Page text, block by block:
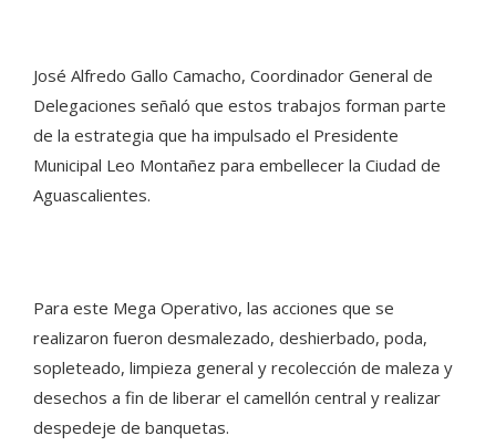
José Alfredo Gallo Camacho, Coordinador General de
Delegaciones señaló que estos trabajos forman parte
de la estrategia que ha impulsado el Presidente
Municipal Leo Montañez para embellecer la Ciudad de
Aguascalientes.
Para este Mega Operativo, las acciones que se
realizaron fueron desmalezado, deshierbado, poda,
sopleteado, limpieza general y recolección de maleza y
desechos a fin de liberar el camellón central y realizar
despedeje de banquetas.